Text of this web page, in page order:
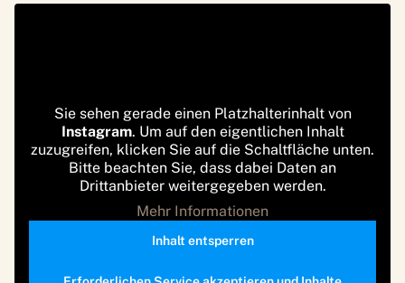
Sie sehen gerade einen Platzhalterinhalt von
Instagram. Um auf den eigentlichen Inhalt
zuzugreifen, klicken Sie auf die Schaltfläche unten.
Bitte beachten Sie, dass dabei Daten an
Drittanbieter weitergegeben werden.
Mehr Informationen
Inhalt entsperren